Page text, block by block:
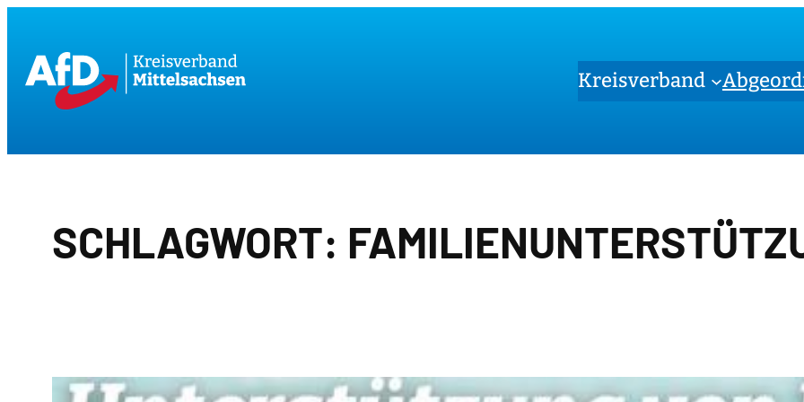
springen
Kreisverband
SCHLAGWORT: